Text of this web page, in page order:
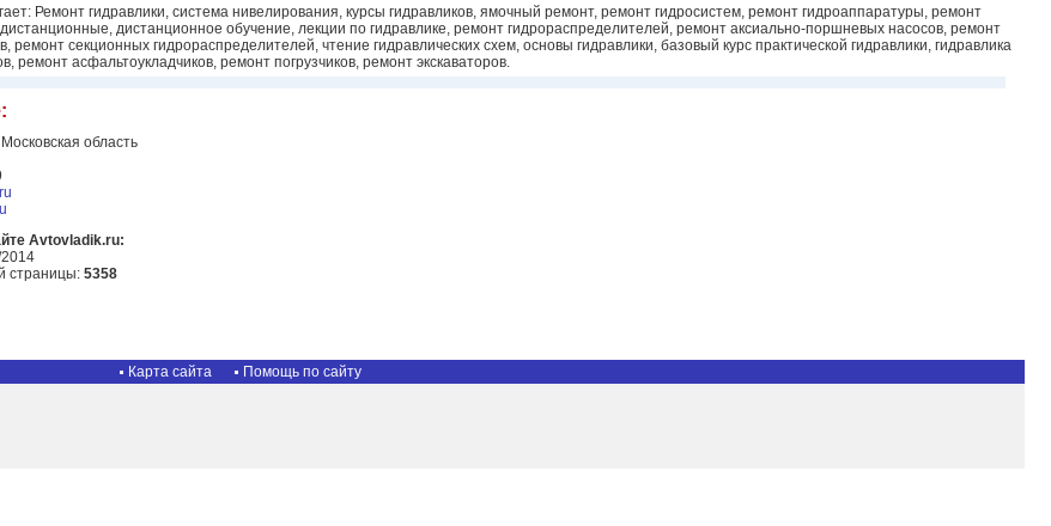
Ремонт гидравлики, система нивелирования, курсы гидравликов, ямочный ремонт, ремонт гидросистем, ремонт гидроаппаратуры, ремонт
дистанционные, дистанционное обучение, лекции по гидравлике, ремонт гидрораспределителей, ремонт аксиально-поршневых насосов, ремонт
секционных гидрораспределителей, чтение гидравлических схем, основы гидравлики, базовый курс практической гидравлики, гидравлика
ремонт асфальтоукладчиков, ремонт погрузчиков, ремонт экскаваторов.
область
Avtovladik.ru:
страницы: 5358
Карта сайта Помощь по сайту